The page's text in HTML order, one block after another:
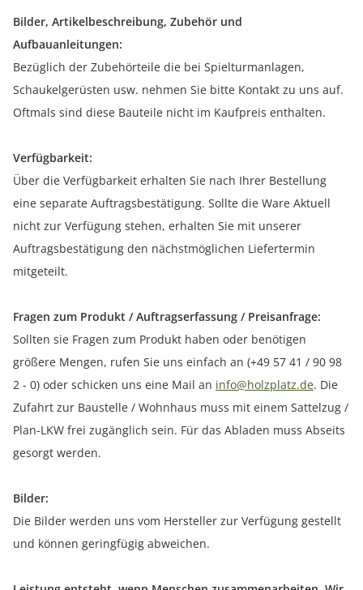
Bilder, Artikelbeschreibung, Zubehör und
Aufbauanleitungen:
Bezüglich der Zubehörteile die bei Spielturmanlagen,
Schaukelgerüsten usw. nehmen Sie bitte Kontakt zu uns auf.
Oftmals sind diese Bauteile nicht im Kaufpreis enthalten.
Verfügbarkeit:
Über die Verfügbarkeit erhalten Sie nach Ihrer Bestellung
eine separate Auftragsbestätigung. Sollte die Ware Aktuell
nicht zur Verfügung stehen, erhalten Sie mit unserer
Auftragsbestätigung den nächstmöglichen Liefertermin
mitgeteilt.
Fragen zum Produkt / Auftragserfassung / Preisanfrage:
Sollten sie Fragen zum Produkt haben oder benötigen
größere Mengen, rufen Sie uns einfach an (+49 57 41 / 90 98
2 - 0) oder schicken uns eine Mail an info@holzplatz.de. Die
Zufahrt zur Baustelle / Wohnhaus muss mit einem Sattelzug /
Plan-LKW frei zugänglich sein. Für das Abladen muss Abseits
gesorgt werden.
Bilder:
Die Bilder werden uns vom Hersteller zur Verfügung gestellt
und können geringfügig abweichen.